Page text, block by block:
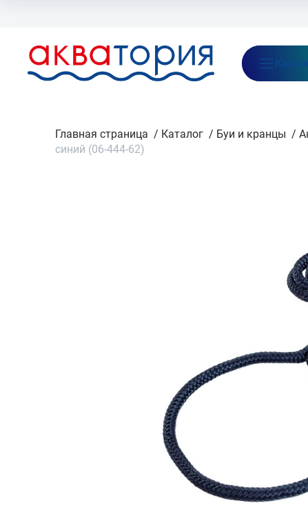
Главная страница / Каталог / Буи и кранцы /
синий (06-444-62)